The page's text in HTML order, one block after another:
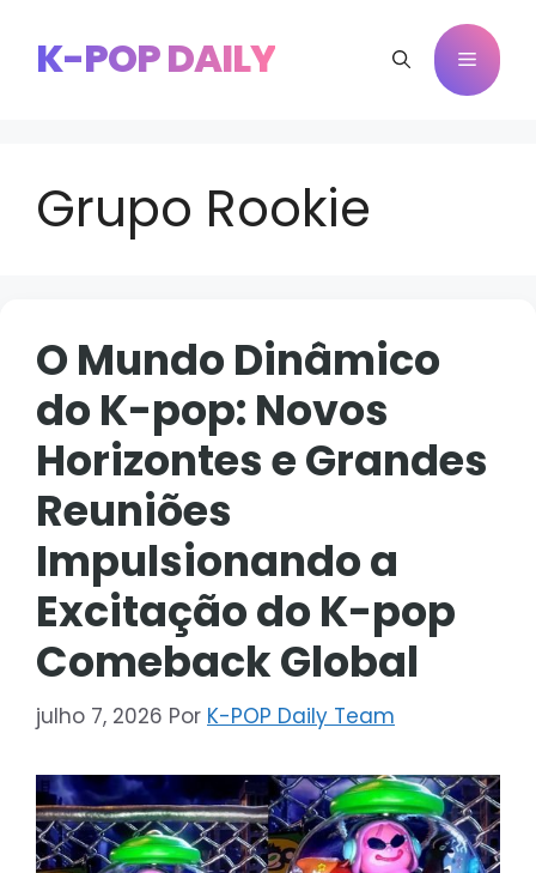
paraK-POP DAILY Menu
Grupo Rookie
O Mundo Dinâmico
do K-pop: Novos
Horizontes e Grandes
Reuniões
Impulsionando a
Excitação do K-pop
Comeback Global
julho 7, 2026 Por K-POP Daily Team